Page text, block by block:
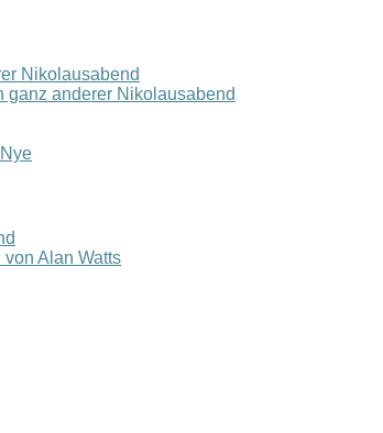
Nikolausabend
ganz anderer Nikolausabend
Alan Watts